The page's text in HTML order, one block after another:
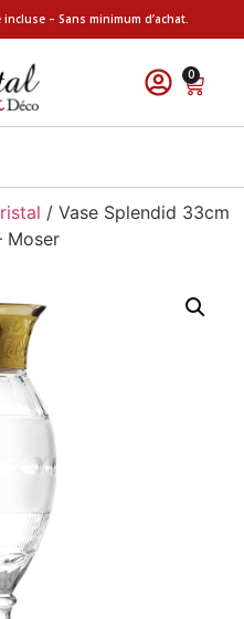
– Sans minimum d’achat.
0
/ Vase Splendid 33cm
Moser